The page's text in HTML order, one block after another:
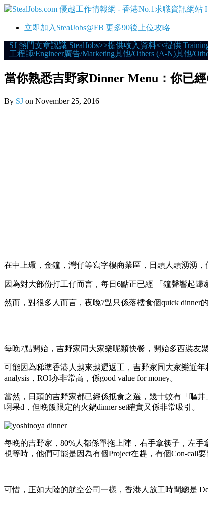
立即加入StealJobs@FB 更多90後上位攻略
Skip
to
SJ 熱門文章認識 StealJobs>>提供收入資料<<提供
工程師/Engineer廣告/Marketing其他/Others (A-N)其他/
當你熟悉吉野家Dinner Menu：你已
By SJ on November 25, 2016
在中上環，金鐘，灣仔等寫字樓商業區，日頭人頭湧湧
因為對大部份打工仔而言，每日6點正已經 「鐘聲響起歸
然而，對很多人而言，夜晚7點只係落樓食個quick dinner
每晚7點開始，吉野家同大家樂呢類快餐，開始多西裝友聚
可能因為睇準香港人越來越遲返工，吉野家同大家樂近
analysis，ROI亦非常高，係good value for money。
當然，日頭的吉野家都已經係抵食之選，幾十蚊有「嘔
啊果d，但晚飯限定的火鍋dinner set確實又係非常吸引。
每晚的吉野家，80%人都係單拖上陣，右手拿筷子，左
視等時，他們可能是因為有個Project在趕，有個Con-call
可惜，正如大陸的航空公司一樣，香港人放工時間總是